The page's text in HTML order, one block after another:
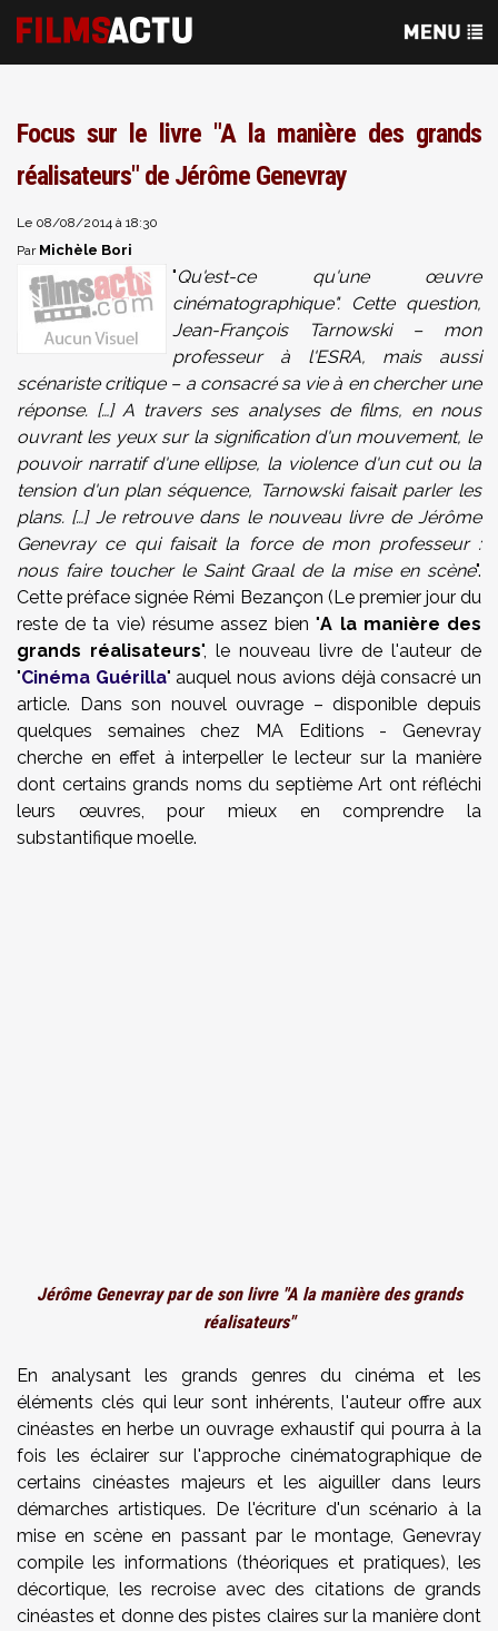
Focus sur le livre "A la manière des grands
réalisateurs" de Jérôme Genevray
Le 08/08/2014 à 18:30
Par Michèle Bori
"Qu'est-ce qu'une œuvre
cinématographique". Cette question,
Jean-François Tarnowski – mon
professeur à l'ESRA, mais aussi
scénariste critique – a consacré sa vie à en chercher une
réponse. […] A travers ses analyses de films, en nous
ouvrant les yeux sur la signification d'un mouvement, le
pouvoir narratif d'une ellipse, la violence d'un cut ou la
tension d'un plan séquence, Tarnowski faisait parler les
plans. […] Je retrouve dans le nouveau livre de Jérôme
Genevray ce qui faisait la force de mon professeur :
nous faire toucher le Saint Graal de la mise en scène".
Cette préface signée Rémi Bezançon (Le premier jour du
reste de ta vie) résume assez bien "A la manière des
grands réalisateurs", le nouveau livre de l'auteur de
"Cinéma Guérilla" auquel nous avions déjà consacré un
article. Dans son nouvel ouvrage – disponible depuis
quelques semaines chez MA Editions - Genevray
cherche en effet à interpeller le lecteur sur la manière
dont certains grands noms du septième Art ont réfléchi
leurs œuvres, pour mieux en comprendre la
substantifique moelle.
Jérôme Genevray par de son livre "A la manière des grands
réalisateurs"
En analysant les grands genres du cinéma et les
éléments clés qui leur sont inhérents, l'auteur offre aux
cinéastes en herbe un ouvrage exhaustif qui pourra à la
fois les éclairer sur l'approche cinématographique de
certains cinéastes majeurs et les aiguiller dans leurs
démarches artistiques. De l'écriture d'un scénario à la
mise en scène en passant par le montage, Genevray
compile les informations (théoriques et pratiques), les
décortique, les recroise avec des citations de grands
cinéastes et donne des pistes claires sur la manière dont